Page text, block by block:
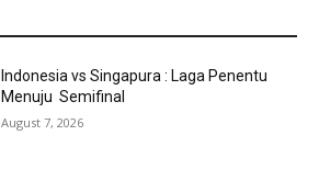
Indonesia vs Singapura : Laga Penentu
Menuju Semifinal
August 7, 2026